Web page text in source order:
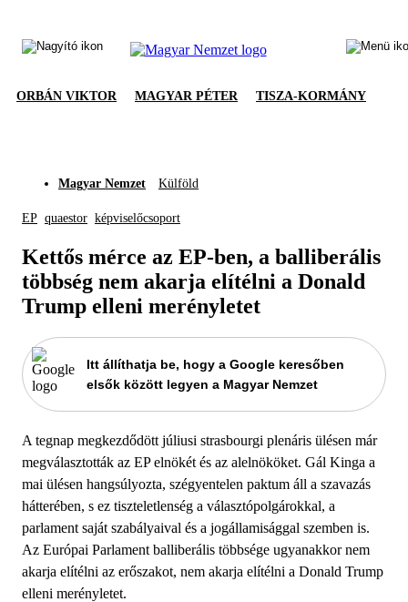
ORBÁN VIKTOR MAGYAR PÉTER TISZA-KORMÁNY
Magyar Nemzet Külföld
EP quaestor képviselőcsoport
Kettős mérce az EP-ben, a balliberális
többség nem akarja elítélni a Donald
Trump elleni merényletet
Itt állíthatja be, hogy a Google keresőben
elsők között legyen a Magyar Nemzet
A tegnap megkezdődött júliusi strasbourgi plenáris ülésen már
megválasztották az EP elnökét és az alelnököket. Gál Kinga a
mai ülésen hangsúlyozta, szégyentelen paktum áll a szavazás
hátterében, s ez tiszteletlenség a választópolgárokkal, a
parlament saját szabályaival és a jogállamisággal szemben is.
Az Európai Parlament balliberális többsége ugyanakkor nem
akarja elítélni az erőszakot, nem akarja elítélni a Donald Trump
elleni merényletet.